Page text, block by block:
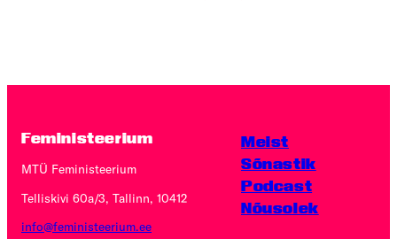
Feministeerium
MTÜ Feministeerium
Telliskivi 60a/3, Tallinn, 10412
info@feministeerium.ee
Meist
Sõnastik
Podcast
Nõusolek